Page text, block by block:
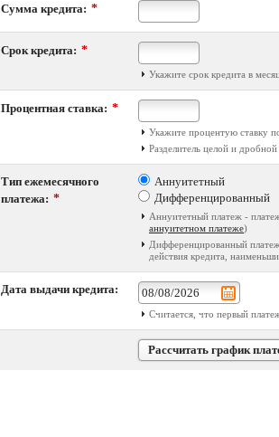
Сумма кредита: *
Срок кредита: *
Укажите срок кредита в
Процентная ставка: *
Укажите процентую ставку
Разделитель целой и
Тип ежемесячного
платежа: *
Аннуитетный
Дифференцированный
Аннуитетный платеж -
аннуитетном платеже)
Дифференцированный
действия кредита,
Дата выдачи кредита:
Считается, что первый